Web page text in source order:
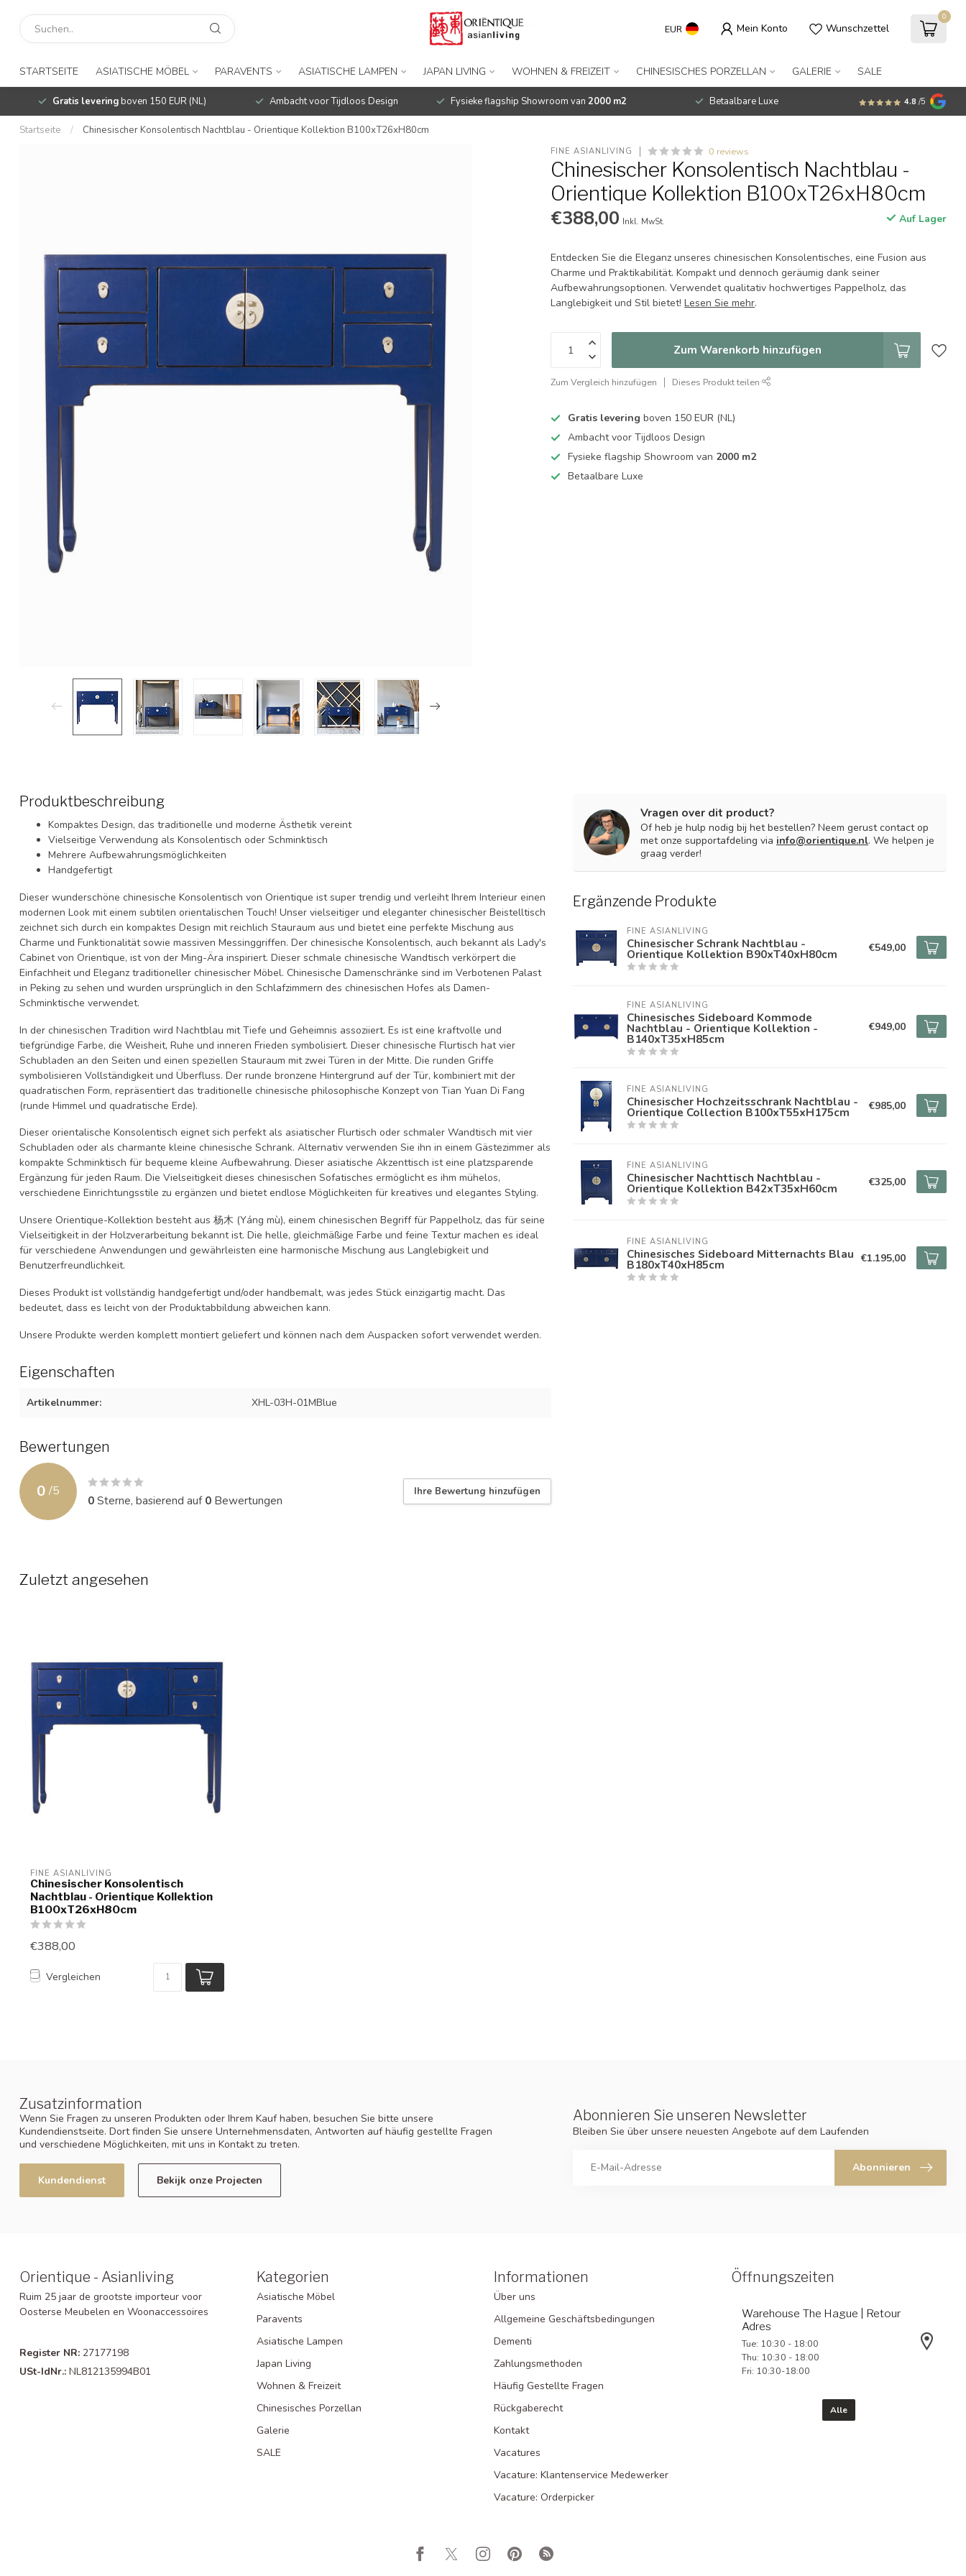
EUR Mein Konto Wunschzettel
0
STARTSEITE ASIATISCHE MÖBEL PARAVENTS ASIATISCHE LAMPEN JAPAN LIVING WOHNEN & FREIZEIT CHINESISCHES PORZELLAN GALERIE SALE
Gratis leveringboven 150 EUR (NL) Ambacht voor Tijdloos Design Fysieke flagship Showroom van 2000 m2 Betaalbare Luxe 4.8 /5
Startseite / Chinesischer Konsolentisch Nachtblau - Orientique Kollektion B100xT26xH80cm
FINE ASIANLIVING 0 reviews
Chinesischer Konsolentisch Nachtblau -
Orientique Kollektion B100xT26xH80cm
€388,00 Inkl. MwSt. Auf Lager
Entdecken Sie die Eleganz unseres chinesischen Konsolentisches, eine Fusion aus
Charme und Praktikabilität. Kompakt und dennoch geräumig dank seiner
Aufbewahrungsoptionen. Verwendet qualitativ hochwertiges Pappelholz, das
Langlebigkeit und Stil bietet!Lesen Sie mehr.
Zum Warenkorb hinzufügen
Zum Vergleich hinzufügen Dieses Produkt teilen
Gratis levering boven 150 EUR (NL)
Ambacht voor Tijdloos Design
Fysieke flagship Showroom van 2000 m2
Betaalbare Luxe
Produktbeschreibung
Kompaktes Design, das traditionelle und moderne Ästhetik vereint
Vielseitige Verwendung als Konsolentisch oder Schminktisch
Mehrere Aufbewahrungsmöglichkeiten
Handgefertigt
Dieser wunderschöne chinesische Konsolentisch von Orientique ist super trendig und verleiht Ihrem Interieur einen
modernen Look mit einem subtilen orientalischen Touch! Unser vielseitiger und eleganter chinesischer Beistelltisch
zeichnet sich durch ein kompaktes Design mit reichlich Stauraum aus und bietet eine perfekte Mischung aus
Charme und Funktionalität sowie massiven Messinggriffen. Der chinesische Konsolentisch, auch bekannt als Lady's
Cabinet von Orientique, ist von der Ming-Ära inspiriert. Dieser schmale chinesische Wandtisch verkörpert die
Einfachheit und Eleganz traditioneller chinesischer Möbel. Chinesische Damenschränke sind im Verbotenen Palast
in Peking zu sehen und wurden ursprünglich in den Schlafzimmern des chinesischen Hofes als Damen-
Schminktische verwendet.
In der chinesischen Tradition wird Nachtblau mit Tiefe und Geheimnis assoziiert. Es ist eine kraftvolle und
tiefgründige Farbe, die Weisheit, Ruhe und inneren Frieden symbolisiert. Dieser chinesische Flurtisch hat vier
Schubladen an den Seiten und einen speziellen Stauraum mit zwei Türen in der Mitte. Die runden Griffe
symbolisieren Vollständigkeit und Überfluss. Der runde bronzene Hintergrund auf der Tür, kombiniert mit der
quadratischen Form, repräsentiert das traditionelle chinesische philosophische Konzept von Tian Yuan Di Fang
(runde Himmel und quadratische Erde).
Dieser orientalische Konsolentisch eignet sich perfekt als asiatischer Flurtisch oder schmaler Wandtisch mit vier
Schubladen oder als charmante kleine chinesische Schrank. Alternativ verwenden Sie ihn in einem Gästezimmer als
kompakte Schminktisch für bequeme kleine Aufbewahrung. Dieser asiatische Akzenttisch ist eine platzsparende
Ergänzung für jeden Raum. Die Vielseitigkeit dieses chinesischen Sofatisches ermöglicht es ihm mühelos,
verschiedene Einrichtungsstile zu ergänzen und bietet endlose Möglichkeiten für kreatives und elegantes Styling.
Unsere Orientique-Kollektion besteht aus 杨木 (Yáng mù), einem chinesischen Begriff für Pappelholz, das für seine
Vielseitigkeit in der Holzverarbeitung bekannt ist. Die helle, gleichmäßige Farbe und feine Textur machen es ideal
für verschiedene Anwendungen und gewährleisten eine harmonische Mischung aus Langlebigkeit und
Benutzerfreundlichkeit.
Dieses Produkt ist vollständig handgefertigt und/oder handbemalt, was jedes Stück einzigartig macht. Das
bedeutet, dass es leicht von der Produktabbildung abweichen kann.
Unsere Produkte werden komplett montiert geliefert und können nach dem Auspacken sofort verwendet werden.
Eigenschaften
Artikelnummer: XHL-03H-01MBlue
Bewertungen
0 /5
0Sterne, basierend auf0 Bewertungen
Ihre Bewertung hinzufügen
Vragen over dit product?
Of heb je hulp nodig bij het bestellen? Neem gerust contact op
met onze supportafdeling via info@orientique.nl. We helpen je
graag verder!
Ergänzende Produkte
FINE ASIANLIVING
Chinesischer Schrank Nachtblau -
Orientique Kollektion B90xT40xH80cm €549,00
FINE ASIANLIVING
Chinesisches Sideboard Kommode
Nachtblau - Orientique Kollektion -
B140xT35xH85cm
€949,00
FINE ASIANLIVING
Chinesischer Hochzeitsschrank Nachtblau -
Orientique Collection B100xT55xH175cm €985,00
FINE ASIANLIVING
Chinesischer Nachttisch Nachtblau -
Orientique Kollektion B42xT35xH60cm €325,00
FINE ASIANLIVING
Chinesisches Sideboard Mitternachts Blau
B180xT40xH85cm €1.195,00
Zuletzt angesehen
FINE ASIANLIVING
Chinesischer Konsolentisch
Nachtblau - Orientique Kollektion
B100xT26xH80cm
€388,00
Vergleichen
Zusatzinformation
Wenn Sie Fragen zu unseren Produkten oder Ihrem Kauf haben, besuchen Sie bitte unsere
Kundendienstseite. Dort finden Sie unsere Unternehmensdaten, Antworten auf häufig gestellte Fragen
und verschiedene Möglichkeiten, mit uns in Kontakt zu treten.
Kundendienst Bekijk onze Projecten
Abonnieren Sie unseren Newsletter
Bleiben Sie über unsere neuesten Angebote auf dem Laufenden
Abonnieren
Orientique - Asianliving
Ruim 25 jaar de grootste importeur voor
Oosterse Meubelen en Woonaccessoires
Register NR: 27177198
USt-IdNr.: NL812135994B01
Kategorien
Asiatische Möbel
Paravents
Asiatische Lampen
Japan Living
Wohnen & Freizeit
Chinesisches Porzellan
Galerie
SALE
Informationen
Über uns
Allgemeine Geschäftsbedingungen
Dementi
Zahlungsmethoden
Häufig Gestellte Fragen
Rückgaberecht
Kontakt
Vacatures
Vacature: Klantenservice Medewerker
Vacature: Orderpicker
Öffnungszeiten
Warehouse The Hague | Retour
Adres
Tue: 10:30 - 18:00
Thu: 10:30 - 18:00
Fri: 10:30-18:00
Alle